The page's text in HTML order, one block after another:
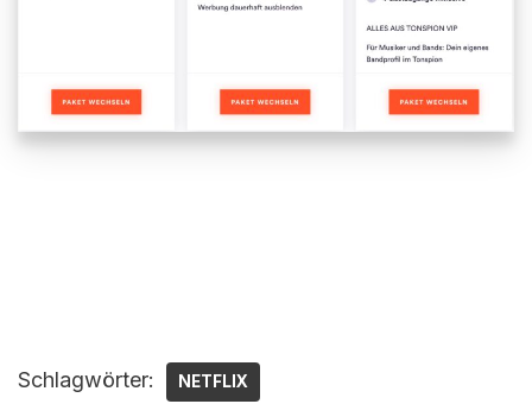
Schlagwörter: NETFLIX